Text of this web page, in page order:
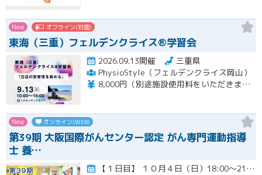
New オフライン(対面)
東海（三重）フェルデンクライス®学習会
2026.09.13開催
三重県
PhysioStyle（フェルデンクライス岡山）
8,000円（別途施設使用料をいただきます）
New オンライン(WEB)
第39期 大阪国際がんセンター認定 がん専門運動指導
士 養…
【１日目】 １０月４日（日）18:00～21:30 ［ 集合学習の内容 ］ ① 開講式 ② カウンセリングの実…開催